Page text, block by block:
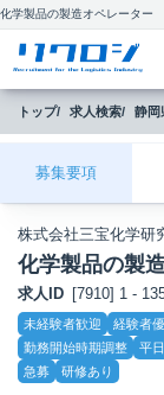
化学製品の製造オペレーター
トップ 求人検索 静岡
募集要項
株式会社三宝化学研
化学製品の製
求人ID [7910] 1 -
こ
だ
わ
り
未経験者歓迎 経験者
勤務開始時期調整
平
急募
研修あり